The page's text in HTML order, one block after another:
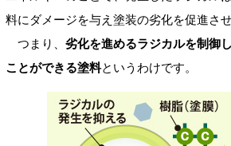
料にダメージを与え塗装の劣化を促進させ
つまり、 劣化を進めるラジカルを制御
ことができる塗料というわけです。